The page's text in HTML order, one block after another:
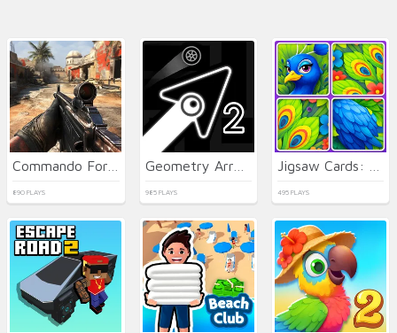
890 PLAYS
Geometry Arrow 2
985 PLAYS 495 PLAYS